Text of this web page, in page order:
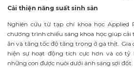
Cải thiện năng suất sinh sản
Nghiên cứu từ tạp chí khoa học Applied
chương trình chiếu sáng khoa học giúp
ăn và tăng tốc độ tăng trọng ở gà thịt. Gia
hiện sự hoạt động tích cực hơn và có
những con được nuôi dưới ánh sáng sợi đốt.